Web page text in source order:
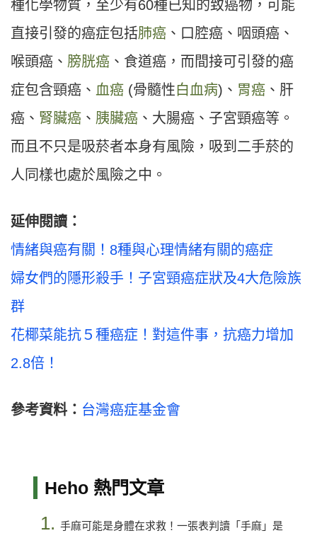
種化學物質，至少有60種已知的致癌物，可能
直接引發的癌症包括肺癌 、口腔癌、咽頭癌、
喉頭癌、 膀胱癌 、食道癌，而間接可引發的癌
症包含頸癌、 血癌 (骨髓性白血病)、 胃癌 、肝
癌、 腎臟癌 、 胰臟癌 、大腸癌、子宮頸癌等。
而且不只是吸菸者本身有風險，吸到二手菸的
人同樣也處於風險之中。
延伸閱讀：
情緒與癌有關！8種與心理情緒有關的癌症
婦女們的隱形殺手！子宮頸癌症狀及4大危險族
群
花椰菜能抗５種癌症！對這件事，抗癌力增加
2.8倍！
參考資料： 台灣癌症基金會
Heho 熱門文章
1. 手麻可能是身體在求救！一張表判讀「手麻」是